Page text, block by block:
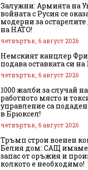
Залужни: Армията на
войната с Русия се
модерни за
на НАТО!
четвъртък, 6 август 2026
Немският канцлер
подава оставката си на
четвъртък, 6 август 2026
1000 жалби за случай
работното място и
управление са
в Брюксел!
четвъртък, 6 август 2026
Тръмп строи военен
Белия дом: САЩ имаме
запас от оръжия и
колкото е необходимо!